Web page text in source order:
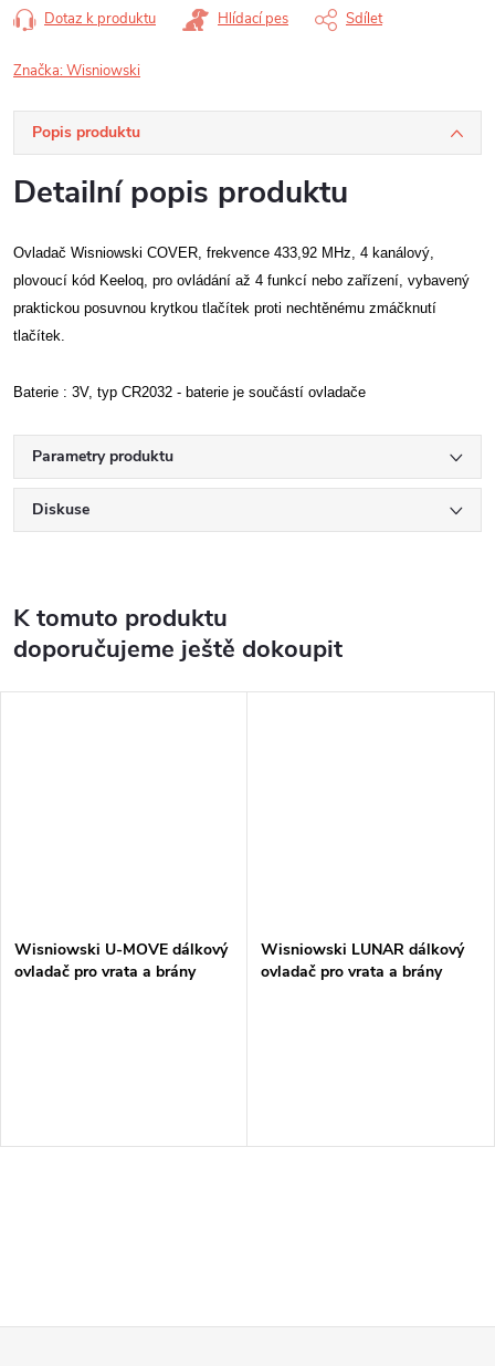
Dotaz k produktu Hlídací pes Sdílet
Značka:Wisniowski
Popis produktu
Detailní popis produktu
Ovladač Wisniowski COVER, frekvence 433,92 MHz, 4 kanálový,
plovoucí kód Keeloq, pro ovládání až 4 funkcí nebo zařízení, vybavený
praktickou posuvnou krytkou tlačítek proti nechtěnému zmáčknutí
tlačítek.
Baterie : 3V, typ CR2032 - baterie je součástí ovladače
Parametry produktu
Diskuse
K tomuto produktu
doporučujeme ještě dokoupit
Wisniowski U-MOVE dálkový
ovladač pro vrata a brány
Wisniowski LUNAR dálkový
ovladač pro vrata a brány